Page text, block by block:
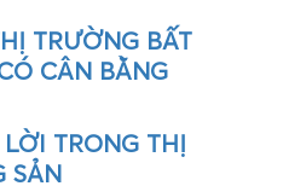
TRƯỜNG BẤT
CÂN BẰNG
TRONG THỊ
SẢN